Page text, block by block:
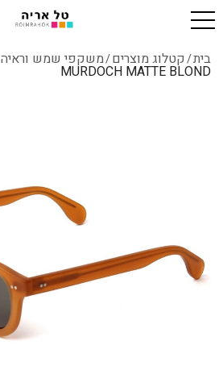
בית/קטלוג מוצרים/משקפי שמש וראיה Illesteva
MURDOCH MATTE BLOND